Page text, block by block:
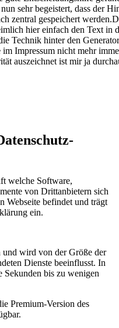
sehr begeistert, dass der
zentral gespeichert
hier einfach den Text in
Technik hinter den
Impressum nicht mehr
auszeichnet ist mir ja
welche Software,
von Drittanbietern sich
Webseite befindet und trägt
ein.
und wird von der Größe der
Dienste beeinflusst. In
Sekunden bis zu wenigen
Premium-Version des